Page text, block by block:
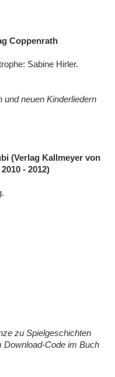
Coppenrath
Sabine Hirler.
und neuen Kinderliedern
(Verlag Kallmeyer von
- 2012)
zu Spielgeschichten
Download-Code im Buch